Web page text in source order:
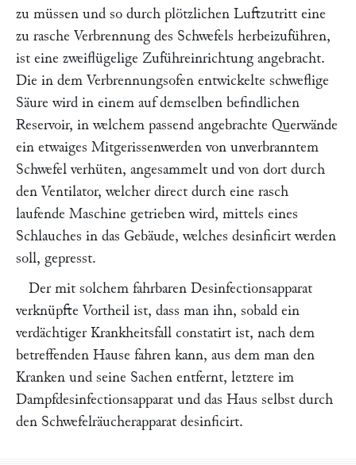
zu müssen und so durch plötzlichen Luftzutritt eine
zu rasche Verbrennung des Schwefels herbeizuführen,
ist eine zweiflügelige Zuführeinrichtung angebracht.
Die in dem Verbrennungsofen entwickelte schweflige
Säure wird in einem auf demselben befindlichen
Reservoir, in welchem passend angebrachte Querwände
ein etwaiges Mitgerissenwerden von unverbranntem
Schwefel verhüten, angesammelt und von dort durch
den Ventilator, welcher direct durch eine rasch
laufende Maschine getrieben wird, mittels eines
Schlauches in das Gebäude, welches desinficirt werden
soll, gepresst.
Der mit solchem fahrbaren Desinfectionsapparat
verknüpfte Vortheil ist, dass man ihn, sobald ein
verdächtiger Krankheitsfall constatirt ist, nach dem
betreffenden Hause fahren kann, aus dem man den
Kranken und seine Sachen entfernt, letztere im
Dampfdesinfectionsapparat und das Haus selbst durch
den Schwefelräucherapparat desinficirt.